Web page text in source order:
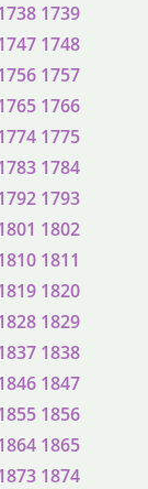
1739
1748
1757
1766
1775
1784
1793
1802
1811
1820
1829
1838
1847
1856
1865
1874